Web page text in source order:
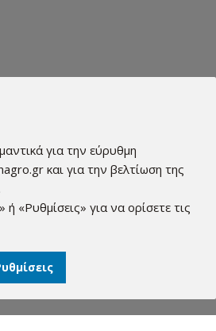
για την εύρυθμη
και για την βελτίωση της
ή «Ρυθμίσεις» για να ορίσετε τις